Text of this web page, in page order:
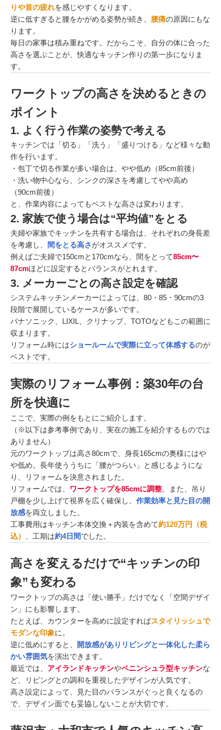
りや首の疲れを感じやすくなります。
逆に低すぎると腰をかがめる姿勢が続き、 腰痛の原因にもな
ります。
毎日の家事は積み重ねです。だからこそ、自分の体に合った
高さを選ぶことが、快適なキッチン作りの第一歩になりま
す。
ワークトップの高さを決めるときの
ポイント
1. よく行う作業の姿勢で考える
キッチンでは「切る」「洗う」「盛りつける」など様々な動
作を行います。
・包丁で切る作業が多い場合は、やや低め（85cm前後）
・洗い物中心なら、シンクの深さを考慮してやや高め
（90cm前後）
と、作業内容によってもベストな高さは変わります。
2. 家族で使う場合は“平均値”をとる
夫婦や家族でキッチンを共有する場合は、それぞれの身長差
を考慮し、
間をとる高さがオススメです。
例えばご夫婦で150cmと170cmなら、間をとって85cm〜
87cmほどに設定するとバランスがとれます。
3. メーカーごとの高さ設定を確認
システムキッチンメーカーによっては、80・85・90cmの3
段階で展開しているケースが多いです。
パナソニック、LIXIL、クリナップ、TOTOなどもこの範囲に
収まります。
リフォーム時にはショールームで実際に立って体感するのが
ベストです。
実際のリフォーム事例：築30年の台
所を快適に
ここで、実際の例をもとにご紹介します。
（※以下は参考事例であり、実在の施工を紹介するものでは
ありません）
元のワークトップは高さ80cmで、身長165cmの奥様にはや
や低め。長年使ううちに「腰がつらい」と感じるようにな
り、リフォームを決意されました。
リフォームでは、
ワークトップを85cmに調整。また、吊り
戸棚を少し上げて視界を広く確保し、 作業効率と見た目の開
放感を両立しました。
工事費用はキッチン本体交換＋内装を含めて約120万円（税
込）
、工期は約4日間でした。
高さを変えるだけで“キッチンの印
象”も変わる
ワークトップの高さは「使い勝手」だけでなく「空間デザイ
ン」にも影響します。
たとえば、カウンターを高めに設定すればスタイリッシュで
モダンな印象に。
逆に低めにすると、
開放感がありリビングと一体化した柔ら
かい雰囲気を演出できます。
最近では、 アイランドキッチンやペニンシュラ型キッチンな
ど、リビングとの調和を重視したデザインが人気です。
高さ設定によって、見た目のバランスがぐっと良くなるの
で、デザイン面でも妥協しないことが大切です。